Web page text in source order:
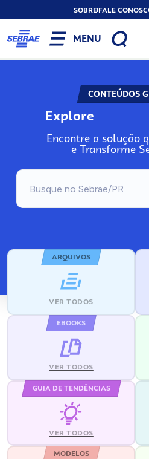
SOBREFALE
MENU
CONTEÚDOS
Explore
Encontre a solução
e Transforme
ARQUIVOS
VER TODOS
EBOOKS
VER TODOS
GUIA DE TENDÊNCIAS
VER TODOS
MODELOS